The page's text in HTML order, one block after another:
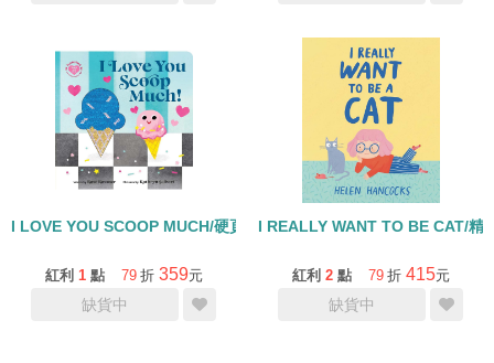
I LOVE YOU SCOOP MUCH/硬頁書
紅利 1 點 79 折 359元
缺貨中
I REALLY WANT TO BE CAT/精
紅利 2 點 79 折 415元
缺貨中